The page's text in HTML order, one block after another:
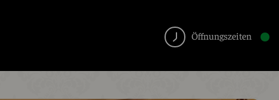
Öffnungszeiten